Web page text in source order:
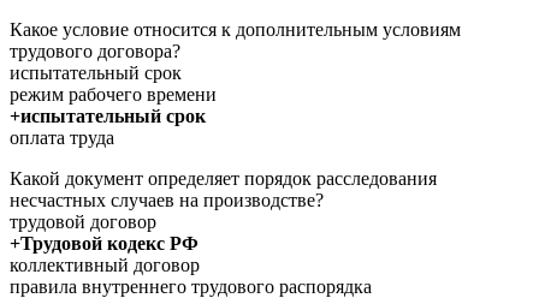
Какое условие относится к дополнительным условиям
трудового договора?
испытательный срок
режим рабочего времени
+испытательный срок
оплата труда
Какой документ определяет порядок расследования
несчастных случаев на производстве?
трудовой договор
+Трудовой кодекс РФ
коллективный договор
правила внутреннего трудового распорядка